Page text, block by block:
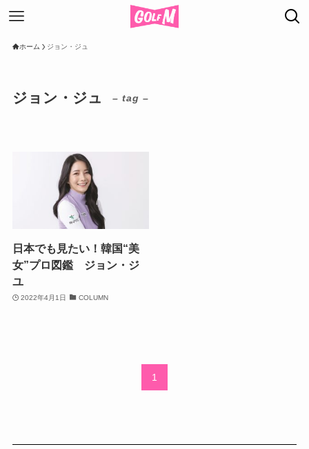
ホーム ジョン・ジュ
ジョン・ジュ – tag –
日本でも見たい！韓国“美
女”プロ図鑑 ジョン・ジ
ユ
2022年4月1日 COLUMN
1